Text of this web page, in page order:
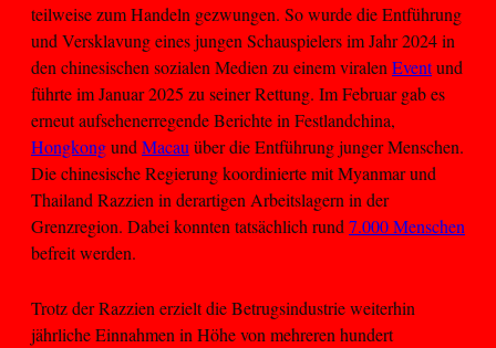
teilweise zum Handeln gezwungen. So wurde die Entführung
und Versklavung eines jungen Schauspielers im Jahr 2024 in
den chinesischen sozialen Medien zu einem viralen Eventund
führte im Januar 2025 zu seiner Rettung. Im Februar gab es
erneut aufsehenerregende Berichte in Festlandchina,
Hongkongund Macau über die Entführung junger Menschen.
Die chinesische Regierung koordinierte mit Myanmar und
Thailand Razzien in derartigen Arbeitslagern in der
Grenzregion. Dabei konnten tatsächlich rund 7.000 Menschen
befreit werden.
Trotz der Razzien erzielt die Betrugsindustrie weiterhin
jährliche Einnahmen in Höhe von mehreren hundert